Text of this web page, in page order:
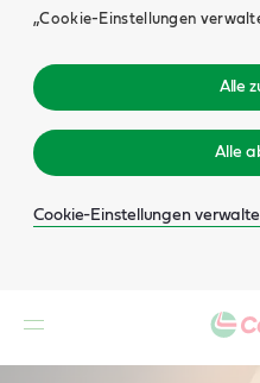
„Cookie-Einstellungen
Alle
Alle
Cookie-Einstellungen